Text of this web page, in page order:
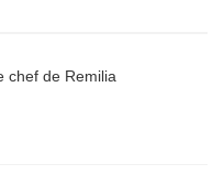
chef de Remilia